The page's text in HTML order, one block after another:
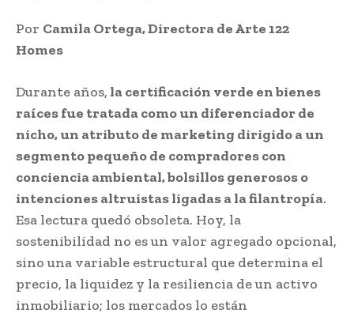
Por Camila Ortega, Directora de Arte 122
Homes
Durante años, la certificación verde en bienes
raíces fue tratada como un diferenciador de
nicho, un atributo de marketing dirigido a un
segmento pequeño de compradores con
conciencia ambiental, bolsillos generosos o
intenciones altruistas ligadas a la filantropía.
Esa lectura quedó obsoleta. Hoy, la
sostenibilidad no es un valor agregado opcional,
sino una variable estructural que determina el
precio, la liquidez y la resiliencia de un activo
inmobiliario; los mercados lo están